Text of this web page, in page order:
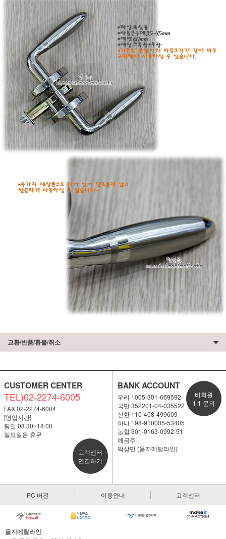
교환/반품/환불/취소
CUSTOMER CENTER
TEL)02-2274-6005
FAX.02-2274-6004
[영업시간]
평일 08:30~18:00
일요일은 휴무
고객센터
연결하기
BANK ACCOUNT
우리 1005-301-669592
국민 352201-04-035522
신한 110-408-499609
하나 198-910005-53405
농협 301-0163-0992-51
예금주
박상민 (을지메탈라인)
비회원
1:1 문의
PC 버전 이용안내 고객센터
을지메탈라인